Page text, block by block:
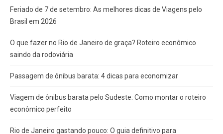
Feriado de 7 de setembro: As melhores dicas de Viagens pelo
Brasil em 2026
O que fazer no Rio de Janeiro de graça? Roteiro econômico
saindo da rodoviária
Passagem de ônibus barata: 4 dicas para economizar
Viagem de ônibus barata pelo Sudeste: Como montar o roteiro
econômico perfeito
Rio de Janeiro gastando pouco: O guia definitivo para